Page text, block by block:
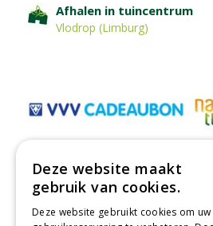
Afhalen in tuincentrum
Vlodrop (Limburg)
Deze website maakt
gebruik van cookies.
Deze website gebruikt cookies om uw